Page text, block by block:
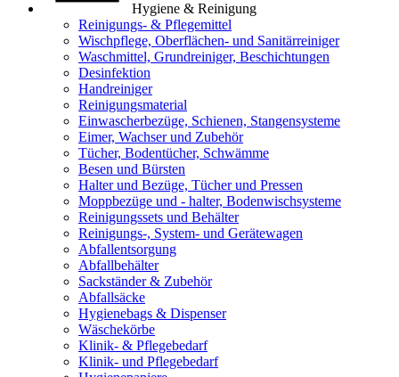
Hygiene & Reinigung
Reinigungs- & Pflegemittel
Wischpflege, Oberflächen- und Sanitärreiniger
Waschmittel, Grundreiniger, Beschichtungen
Desinfektion
Handreiniger
Reinigungsmaterial
Einwascherbezüge, Schienen, Stangensysteme
Eimer, Wachser und Zubehör
Tücher, Bodentücher, Schwämme
Besen und Bürsten
Halter und Bezüge, Tücher und Pressen
Moppbezüge und - halter, Bodenwischsysteme
Reinigungssets und Behälter
Reinigungs-, System- und Gerätewagen
Abfallentsorgung
Abfallbehälter
Sackständer & Zubehör
Abfallsäcke
Hygienebags & Dispenser
Wäschekörbe
Klinik- & Pflegebedarf
Klinik- und Pflegebedarf